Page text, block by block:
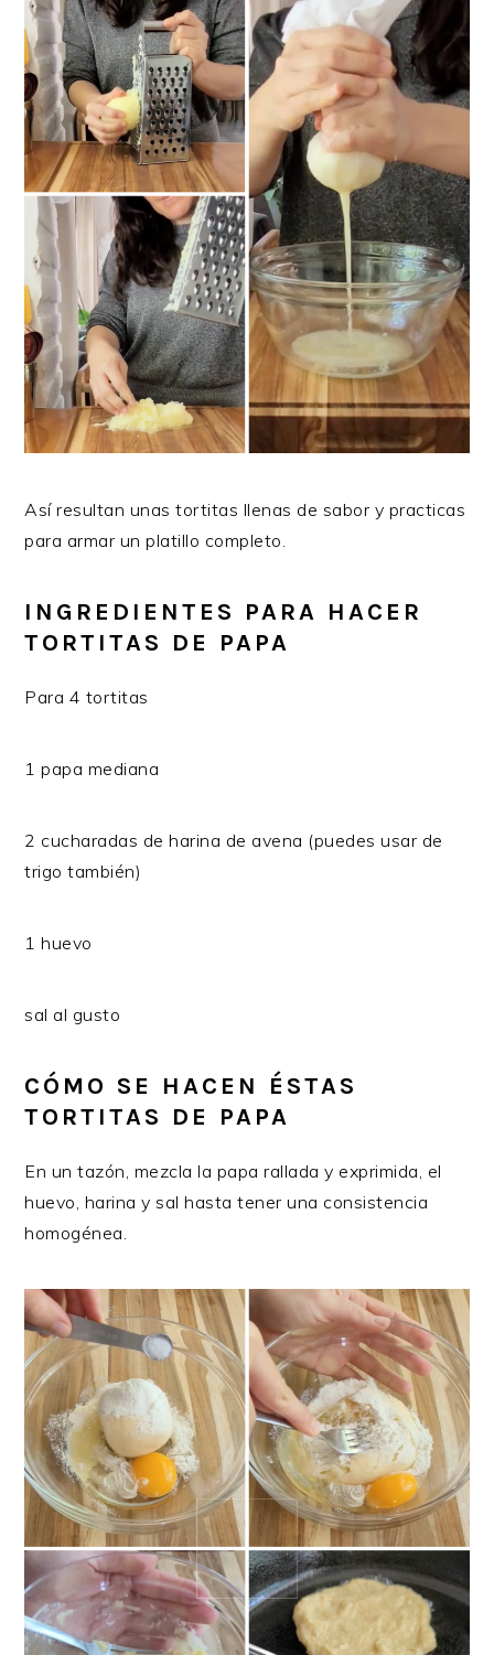
Así resultan unas tortitas llenas de sabor y practicas
para armar un platillo completo.
INGREDIENTES PARA HACER
TORTITAS DE PAPA
Para 4 tortitas
1 papa mediana
2 cucharadas de harina de avena (puedes usar de
trigo también)
1 huevo
sal al gusto
CÓMO SE HACEN ÉSTAS
TORTITAS DE PAPA
En un tazón, mezcla la papa rallada y exprimida, el
huevo, harina y sal hasta tener una consistencia
homogénea.